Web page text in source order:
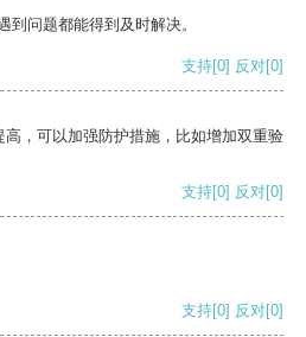
到问题都能得到及时解决。
支持[0] 反对[0]
，可以加强防护措施，比如增加双重验
支持[0] 反对[0]
支持[0] 反对[0]